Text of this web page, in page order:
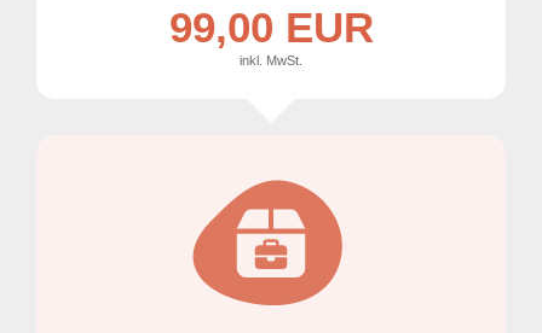
99,00 EUR
inkl. MwSt.